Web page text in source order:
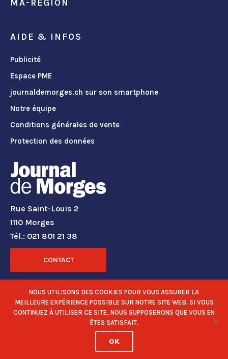
MA-REGION
AIDE & INFOS
Publicité
Espace PME
journaldemorges.ch sur son smartphone
Notre équipe
Conditions générales de vente
Protection des données
Rue Saint-Louis 2
1110 Morges
Tél.: 021 801 21 38
CONTACT
RÉSEAUX SOCIAUX
NOUS UTILISONS DES COOKIES POUR VOUS ASSURER LA
MEILLEURE EXPÉRIENCE POSSIBLE SUR NOTRE SITE WEB. SI VOUS
CONTINUEZ À UTILISER CE SITE, NOUS SUPPOSERONS QUE VOUS EN
ÊTES SATISFAIT.
OK